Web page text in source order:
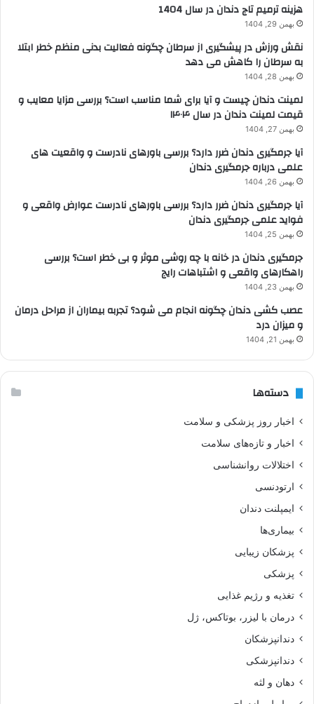
هزینه ترمیم تاج دندان در سال 1404
بهمن 29, 1404
نقش ورزش در پیشگیری از سرطان چگونه فعالیت بدنی منظم خطر ابتلا
به سرطان را کاهش می دهد
بهمن 28, 1404
لمینت دندان چیست و آیا برای شما مناسب است؟ بررسی مزایا معایب و
قیمت لمینت دندان در سال ۱۴۰۴
بهمن 27, 1404
آیا جرمگیری دندان ضرر دارد؟ بررسی باورهای نادرست و واقعیت های
علمی درباره جرمگیری دندان
بهمن 26, 1404
آیا جرمگیری دندان ضرر دارد؟ بررسی باورهای نادرست عوارض واقعی و
فواید علمی جرمگیری دندان
بهمن 25, 1404
جرمگیری دندان در خانه با چه روشی موثر و بی خطر است؟ بررسی
راهکارهای واقعی و اشتباهات رایج
بهمن 23, 1404
عصب کشی دندان چگونه انجام می شود؟ تجربه بیماران از مراحل درمان
و میزان درد
بهمن 21, 1404
دسته‌ها
اخبار روز پزشکی و سلامت
اخبار و تازه‌های سلامت
اختلالات روانشناسی
ارتودنسی
ایمپلنت دندان
بیماری‌ها
پزشکان زیبایی
پزشکی
تغذیه و رژیم غذایی
درمان با لیزر، بوتاکس، ژل
دندانپزشکان
دندانپزشکی
دهان و لثه